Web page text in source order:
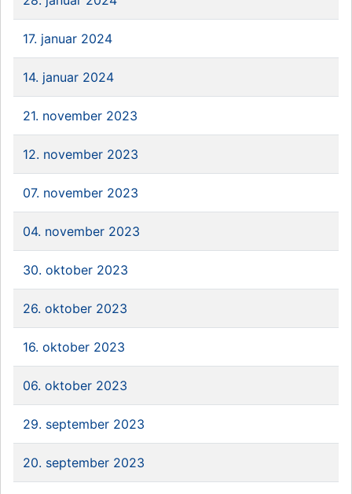
17. januar 2024
14. januar 2024
21. november 2023
12. november 2023
07. november 2023
04. november 2023
30. oktober 2023
26. oktober 2023
16. oktober 2023
06. oktober 2023
29. september 2023
20. september 2023